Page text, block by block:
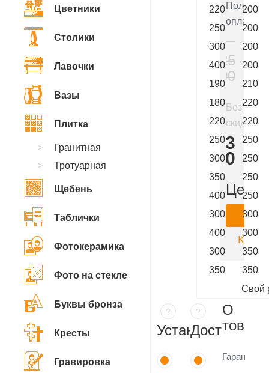
220
200
250
200
300
200
400
200
190
210
180
220
220
220
250
250
300
250
350
250
400
250
300
300
400
300
300
350
350
350
Свой
Полная
оплата
225
000
₽
Без
скидки
213
800
₽
Цена:
?
Установка
?
Доставка
О
товаре
Гарантия
Цветники
Столики
Лавочки
Вазы
Плитка
Гранитная
Тротуарная
Щебень
Таблички
Фотокерамика
Фото на стекле
Буквы бронза
Кресты
Гравировка